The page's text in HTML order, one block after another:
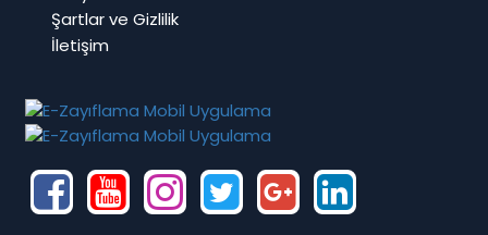
Şartlar ve Gizlilik
İletişim